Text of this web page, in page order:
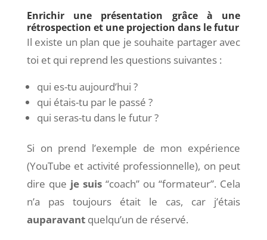
Enrichir une présentation grâce à une
rétrospection et une projection dans le futur
Il existe un plan que je souhaite partager avec
toi et qui reprend les questions suivantes :
qui es-tu aujourd’hui ?
qui étais-tu par le passé ?
qui seras-tu dans le futur ?
Si on prend l’exemple de mon expérience
(YouTube et activité professionnelle), on peut
dire que je suis“coach” ou “formateur”. Cela
n’a pas toujours était le cas, car j’étais
auparavant quelqu’un de réservé.